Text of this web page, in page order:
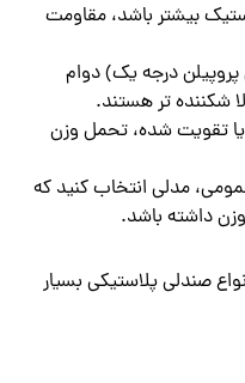
بیشتر باشد، مقاومت
‌پروپیلن درجه یک) دوام
شکننده‌ تر هستند.
یا تقویت ‌شده، تحمل وزن
مدلی انتخاب کنید که
صندلی پلاستیکی بسیار